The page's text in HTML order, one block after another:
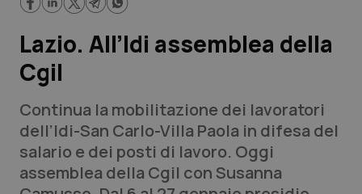
Lavoro e Professioni
Scienza e Farmaci
Studi e Analisi
Lazio. All’Idi assemblea della
Cgil
Continua la mobilitazione dei lavoratori
dell’Idi-San Carlo-Villa Paola in difesa del
salario e dei posti di lavoro. Oggi
assemblea della Cgil con Susanna